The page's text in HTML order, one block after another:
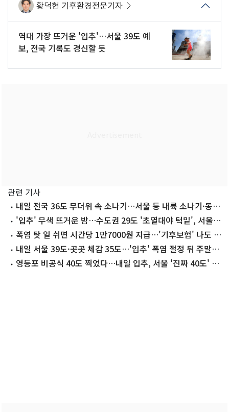
황덕현 기후환경전문기자
역대 가장 뜨거운 '입추'…서울 39도 예
보, 전국 기록도 경신할 듯
관련 기사
내일 전국 36도 무더위 속 소나기…서울 등 내륙 소나기·동
해안 폭우
'입추' 무색 뜨거운 밤…수도권 29도 '초열대야 턱밑', 서울
16일 연속
폭염 탓 일 쉬면 시간당 1만7000원 지급…'기후보험' 나도 가
입할까
내일 서울 39도·곳곳 체감 35도…'입추' 폭염 절정 뒤 주말
소나기(종합)
영등포 비공식 40도 찍었다…내일 입추, 서울 '진짜 40도' 넘